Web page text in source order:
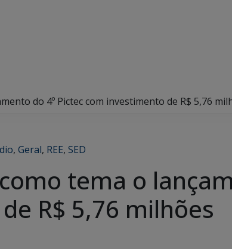
do 4º Pictec com investimento de R$ 5,76
, Geral, REE, SED
tema o
R$ 5,76 milhões